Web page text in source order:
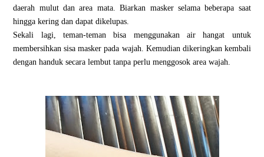
daerah mulut dan area mata. Biarkan masker selama beberapa saat
hingga kering dan dapat dikelupas.
Sekali lagi, teman-teman bisa menggunakan air hangat untuk
membersihkan sisa masker pada wajah. Kemudian dikeringkan kembali
dengan handuk secara lembut tanpa perlu menggosok area wajah.